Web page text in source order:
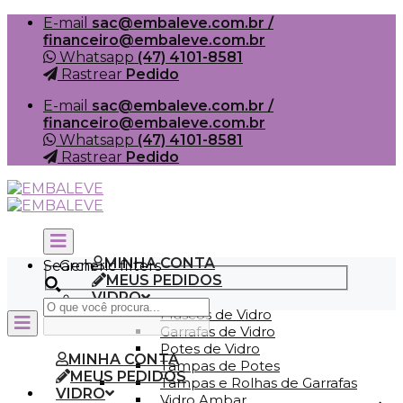
Skip
content
E-mail sac@embaleve.com.br /
financeiro@embaleve.com.br
Whatsapp (47) 4101-8581
Rastrear Pedido
E-mail sac@embaleve.com.br /
financeiro@embaleve.com.br
Whatsapp (47) 4101-8581
Rastrear Pedido
MINHA CONTA
MEUS PEDIDOS
VIDRO
Frascos de Vidro
Garrafas de Vidro
Potes de Vidro
Tampas de Potes
Tampas e Rolhas de Garrafas
Search
Generic filters
MINHA CONTA
MEUS PEDIDOS
VIDRO